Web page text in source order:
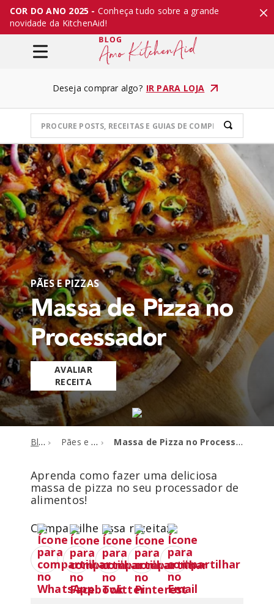
COR DO ANO 2025 - Conheça tudo sobre a grande
novidade da KitchenAid!
Deseja comprar algo? IR PARA LOJA
PÃES E PIZZAS
Massa de Pizza no
Processador
AVALIAR
RECEITA
Blog Pães e pizzas Massa de Pizza no Processador
Aprenda como fazer uma deliciosa
massa de pizza no seu processador de
alimentos!
Compartilhe essa receita: